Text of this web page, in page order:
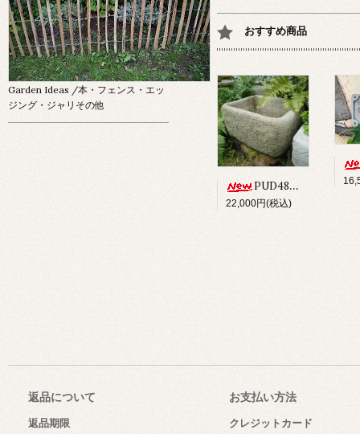
おすすめ商品
PUD48 ALPINE PLANTER
22,000円(税込)
Garden Ideas /本・フェンス・エッ
ジング・ジャリその他
返品について
返品期限
お支払い方法
クレジットカード